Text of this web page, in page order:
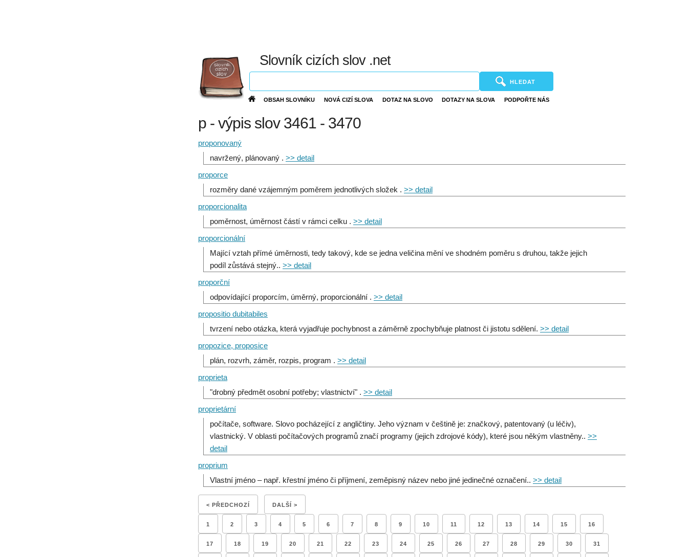
Slovník cizích slov .net
HLEDAT
OBSAH SLOVNÍKU NOVÁ CIZÍ SLOVA DOTAZ NA SLOVO DOTAZY NA SLOVA PODPOŘTE NÁS
p - výpis slov 3461 - 3470
proponovaný
navržený, plánovaný . >> detail
proporce
rozměry dané vzájemným poměrem jednotlivých složek . >> detail
proporcionalita
poměrnost, úměrnost částí v rámci celku . >> detail
proporcionální
Mající vztah přímé úměrnosti, tedy takový, kde se jedna veličina mění ve shodném poměru s druhou, takže jejich
podíl zůstává stejný.. >> detail
proporční
odpovídající proporcím, úměrný, proporcionální . >> detail
propositio dubitabiles
tvrzení nebo otázka, která vyjadřuje pochybnost a záměrně zpochybňuje platnost či jistotu sdělení. >> detail
propozice, proposice
plán, rozvrh, záměr, rozpis, program . >> detail
proprieta
"drobný předmět osobní potřeby; vlastnictví" . >> detail
proprietární
počítače, software. Slovo pocházející z angličtiny. Jeho význam v češtině je: značkový, patentovaný (u léčiv),
vlastnický. V oblasti počítačových programů značí programy (jejich zdrojové kódy), které jsou někým vlastněny.. >>
detail
proprium
Vlastní jméno – např. křestní jméno či příjmení, zeměpisný název nebo jiné jedinečné označení.. >> detail
< PŘEDCHOZÍ DALŠÍ >
1 2 3 4 5 6 7 8 9 10 11 12 13 14 15 16
17 18 19 20 21 22 23 24 25 26 27 28 29 30 31